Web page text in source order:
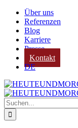
Zum
Inhalt
springen
Über uns
Referenzen
Blog
Karriere
Presse
Kontakt
DE
Suche
nach: